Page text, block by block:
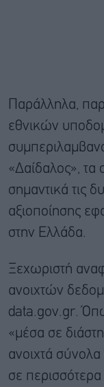
Παράλληλα,
εθνικών
«Δαίδαλος», τα
σημαντικά τις
αξιοποίησης
στην Ελλάδα.
Ξεχωριστή
ανοιχτών
data.gov.gr.
«μέσα σε
ανοιχτά
σε